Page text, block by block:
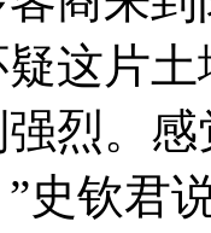
这片
烈。
史钦君